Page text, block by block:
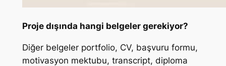
Proje dışında hangi belgeler gerekiyor?
Diğer belgeler portfolio, CV, başvuru formu,
motivasyon mektubu, transcript, diploma